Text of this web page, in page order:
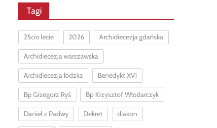
Tagi
25cio lecie 2026 Archidiecezja gdańska
Archidiecezja warszawska
Archidiecezja łódzka Benedykt XVI
Bp Grzegorz Ryś Bp Krzysztof Włodarczyk
Daniel z Padwy Dekret diakon